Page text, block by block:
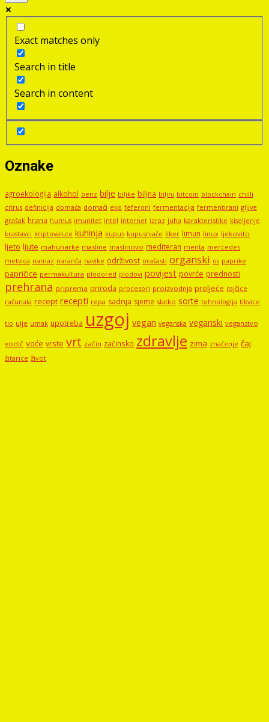
Exact matches only
Search in title
Search in content
Oznake
agroekologija alkohol benz bilje biljke biljna biljni bitcoin blockchain chilli
citrus definicija domaća domaći eko feferoni fermentacija fermentirani gljive
grašak hrana humus imunitet intel internet izraz juha karakteristike kiseljenje
krastavci kriptovalute kuhinja kupus kupusnjače liker limun linux ljekovito
ljeto ljute mahunarke masline maslinovo mediteran menta mercedes
metvica namaz naranča navike održivost orašasti organski os paprike
papričice permakultura plodored plodovi povijest povrće prednosti
prehrana priprema priroda procesori proizvodnja proljeće rajčice
računala recept recepti repa sadnja sjeme slatko sorte tehnologija tikvice
tlo ulje umak upotreba uzgoj vegan veganska veganski veganstvo
vodič voće vrste vrt začin začinsko zdravlje zima značenje čaj
žitarice život